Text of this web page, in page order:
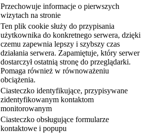
Przechowuje informacje o pierwszych
wizytach na stronie
Ten plik cookie służy do przypisania
użytkownika do konkretnego serwera, dzięki
czemu zapewnia lepszy i szybszy czas
działania serwera. Zapamiętuje, który serwer
dostarczył ostatnią stronę do przeglądarki.
Pomaga również w równoważeniu
obciążenia.
Ciasteczko identyfikujące, przypisywane
zidentyfikowanym kontaktom
monitorowanym
Ciasteczko obsługujące formularze
kontaktowe i popupu